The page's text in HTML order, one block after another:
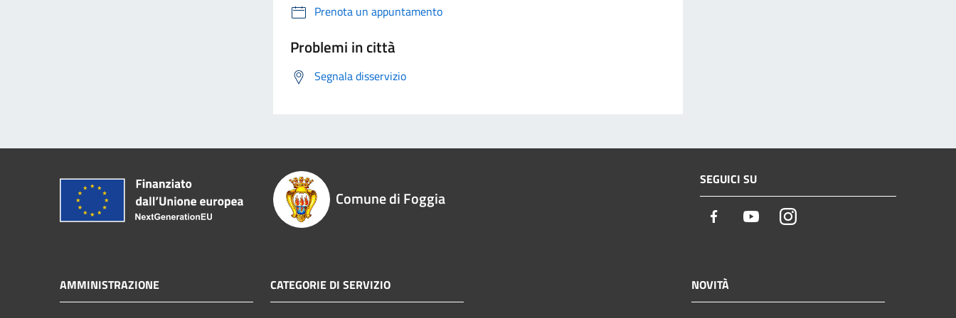
Prenota un appuntamento
Problemi in città
Segnala disservizio
Comune di Foggia
SEGUICI SU
Facebook YoutubeInstagram
AMMINISTRAZIONE CATEGORIE DI SERVIZIO NOVITÀ